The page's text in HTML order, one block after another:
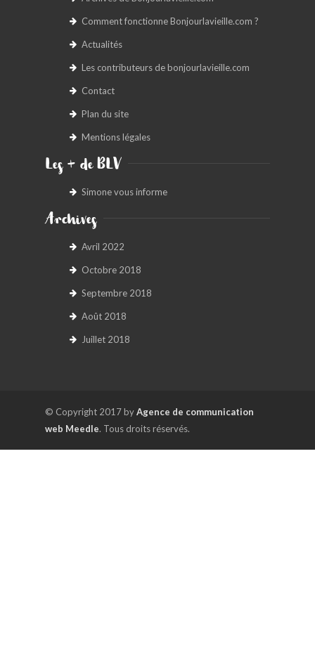
Comment fonctionne Bonjourlavieille.com ?
Actualités
Les contributeurs de bonjourlavieille.com
Contact
Plan du site
Mentions légales
Les + de BLV
Simone vous informe
Archives
Avril 2022
Octobre 2018
Septembre 2018
Août 2018
Juillet 2018
© Copyright 2017 byAgence de communication
web Meedle. Tous droits réservés.